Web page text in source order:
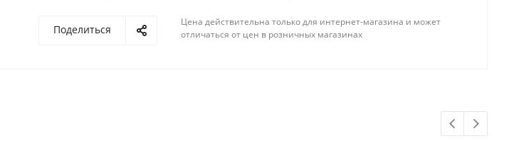
Поделиться
Цена действительна только для интернет-магазина и может
отличаться от цен в розничных магазинах